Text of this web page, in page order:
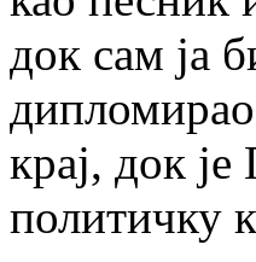
док сам ја
крај, док
по­ли­тич­ку